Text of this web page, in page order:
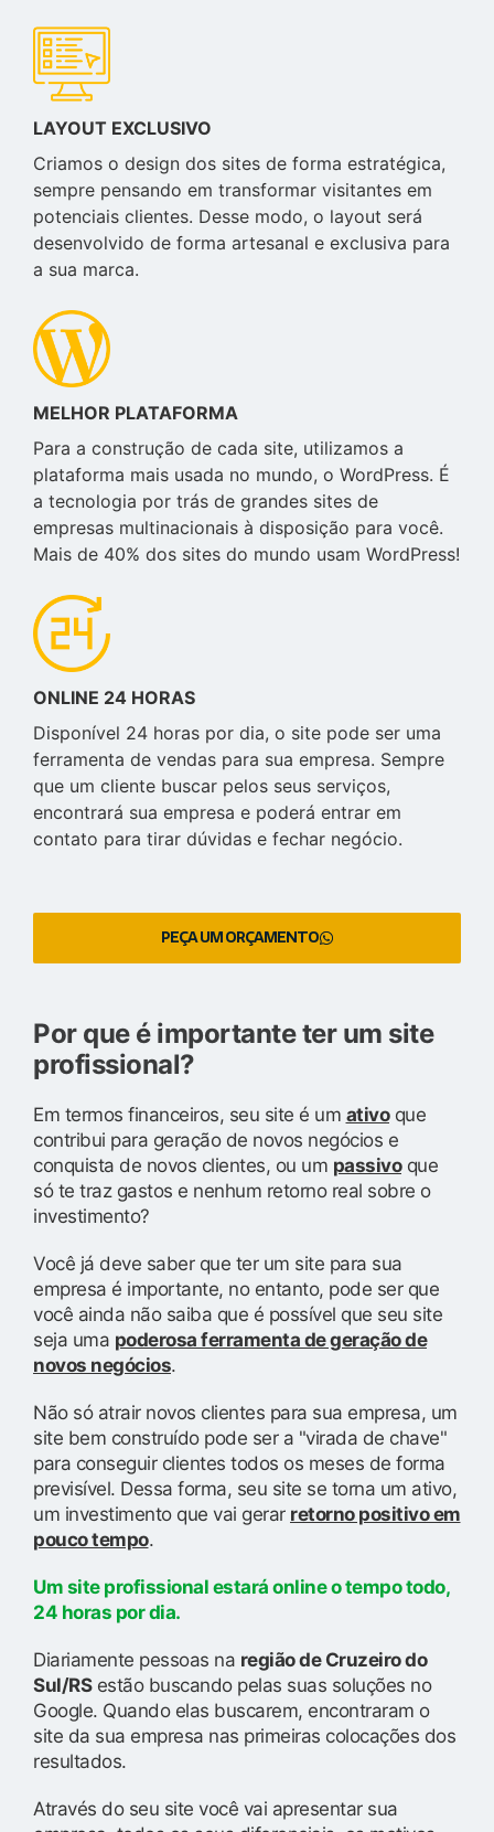
LAYOUT EXCLUSIVO
Criamos o design dos sites de forma estratégica,
sempre pensando em transformar visitantes em
potenciais clientes. Desse modo, o layout será
desenvolvido de forma artesanal e exclusiva para
a sua marca.
MELHOR PLATAFORMA
Para a construção de cada site, utilizamos a
plataforma mais usada no mundo, o WordPress. É
a tecnologia por trás de grandes sites de
empresas multinacionais à disposição para você.
Mais de 40% dos sites do mundo usam WordPress!
ONLINE 24 HORAS
Disponível 24 horas por dia, o site pode ser uma
ferramenta de vendas para sua empresa. Sempre
que um cliente buscar pelos seus serviços,
encontrará sua empresa e poderá entrar em
contato para tirar dúvidas e fechar negócio.
PEÇA UM ORÇAMENTO
Por que é importante ter um site
profissional?
Em termos financeiros, seu site é um ativoque
contribui para geração de novos negócios e
conquista de novos clientes, ou um passivoque
só te traz gastos e nenhum retorno real sobre o
investimento?
Você já deve saber que ter um site para sua
empresa é importante, no entanto, pode ser que
você ainda não saiba que é possível que seu site
seja uma poderosa ferramenta de geração de
novos negócios.
Não só atrair novos clientes para sua empresa, um
site bem construído pode ser a "virada de chave"
para conseguir clientes todos os meses de forma
previsível. Dessa forma, seu site se torna um ativo,
um investimento que vai gerar retorno positivo em
pouco tempo.
Um site profissional estará online o tempo todo,
24 horas por dia.
Diariamente pessoas na região de Cruzeiro do
Sul/RSestão buscando pelas suas soluções no
Google. Quando elas buscarem, encontraram o
site da sua empresa nas primeiras colocações dos
resultados.
Através do seu site você vai apresentar sua